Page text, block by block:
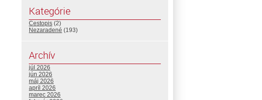
Kategórie
Cestopis (2)
Nezaradené (193)
Archív
júl 2026
jún 2026
máj 2026
apríl 2026
marec 2026